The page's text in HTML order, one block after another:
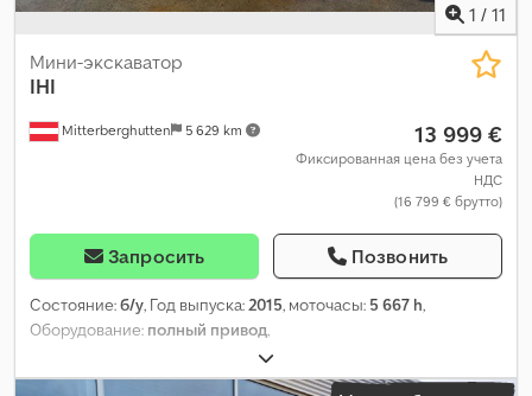
1 / 11
Mitterberghutten 5 629 km
Мини-экскаватор
IHI
13 999 €
Фиксированная цена без учета
НДС
(16 799 € брутто)
Запросить Позвонить
Состояние:б/у, Год выпуска: 2015, моточасы: 5 667 h,
Оборудование: полный привод